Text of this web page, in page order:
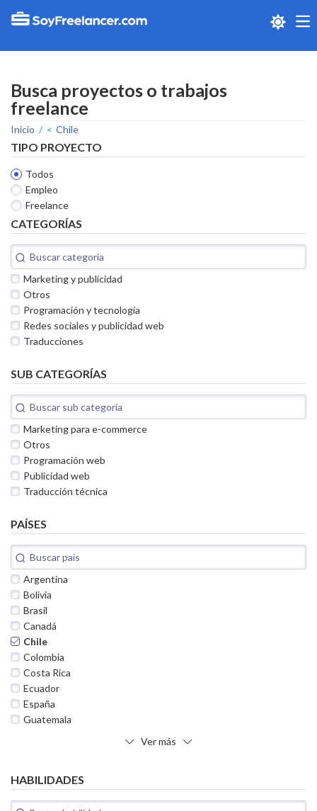
Busca proyectos o trabajos
freelance
Inicio Chile
TIPO PROYECTO
Todos
Empleo
Freelance
CATEGORÍAS
Marketing y publicidad
Otros
Programación y tecnología
Redes sociales y publicidad web
Traducciones
SUB CATEGORÍAS
Marketing para e-commerce
Otros
Programación web
Publicidad web
Traducción técnica
PAÍSES
Argentina
Bolivia
Brasil
Canadá
Chile
Colombia
Costa Rica
Ecuador
España
Guatemala
Ver más
HABILIDADES